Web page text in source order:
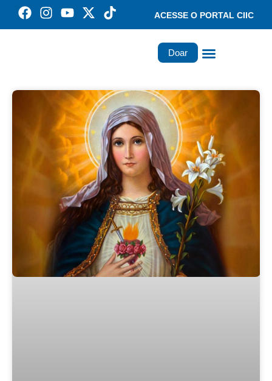
ACESSE O PORTAL CIIC
Doar